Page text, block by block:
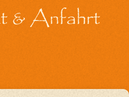
& Anfahrt